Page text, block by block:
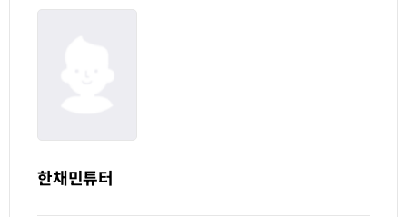
한채민튜터